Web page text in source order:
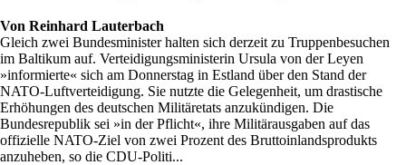
Von Reinhard Lauterbach
Gleich zwei Bundesminister halten sich derzeit zu Truppenbesuchen
im Baltikum auf. Verteidigungsministerin Ursula von der Leyen
»informierte« sich am Donnerstag in Estland über den Stand der
NATO-Luftverteidigung. Sie nutzte die Gelegenheit, um drastische
Erhöhungen des deutschen Militäretats anzukündigen. Die
Bundesrepublik sei »in der Pflicht«, ihre Militärausgaben auf das
offizielle NATO-Ziel von zwei Prozent des Bruttoinlandsprodukts
anzuheben, so die CDU-Politi...